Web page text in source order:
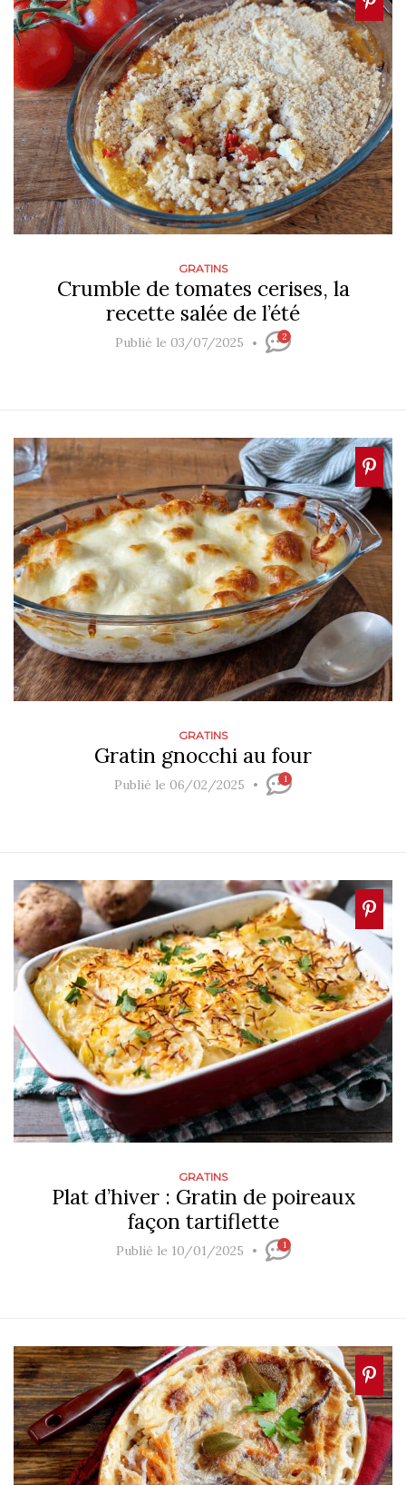
GRATINS
Crumble de tomates cerises, la
recette salée de l’été
Publié le 03/07/2025 2
GRATINS
Gratin gnocchi​ au four
Publié le 06/02/2025 1
GRATINS
Plat d’hiver : Gratin de poireaux
façon tartiflette
Publié le 10/01/2025 1